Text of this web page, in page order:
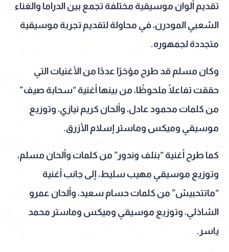
تقديم ألوان موسيقية مختلفة تجمع بين الدراما والغناء
الشعبي المودرن، في محاولة لتقديم تجربة موسيقية
متجددة لجمهوره.
وكان مسلم قد طرح مؤخرًا عددًا من الأغنيات التي
حققت تفاعلًا ملحوظًا، من بينها أغنية “سحابة صيف”
من كلمات محمود عادل، وألحان كريم نيازي، وتوزيع
موسيقي وميكس وماستر إسلام الأزرق.
كما طرح أغنية “بنلف وندور” من كلمات وألحان مسلم،
وتوزيع موسيقي مهيب سليط، إلى جانب أغنية
“ماتتحبيش” من كلمات حسام سعيد، وألحان عمرو
الشاذلي، وتوزيع موسيقي وميكس وماستر محمد
ياسر.